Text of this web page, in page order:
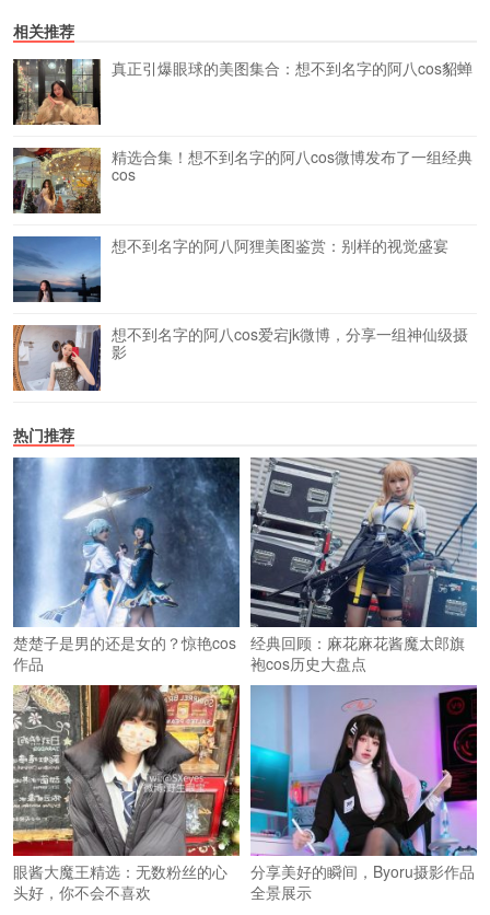
相关推荐
真正引爆眼球的美图集合：想不到名字的阿八cos貂蝉
精选合集！想不到名字的阿八cos微博发布了一组经典
cos
想不到名字的阿八阿狸美图鉴赏：别样的视觉盛宴
想不到名字的阿八cos爱宕jk微博，分享一组神仙级摄
影
热门推荐
楚楚子是男的还是女的？惊艳cos
作品
经典回顾：麻花麻花酱魔太郎旗
袍cos历史大盘点
眼酱大魔王精选：无数粉丝的心
头好，你不会不喜欢
分享美好的瞬间，Byoru摄影作品
全景展示